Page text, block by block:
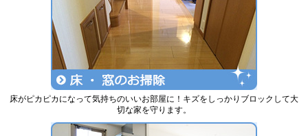
床がピカピカになって気持ちのいいお部屋に！キズをしっかりブロックして大
切な家を守ります。